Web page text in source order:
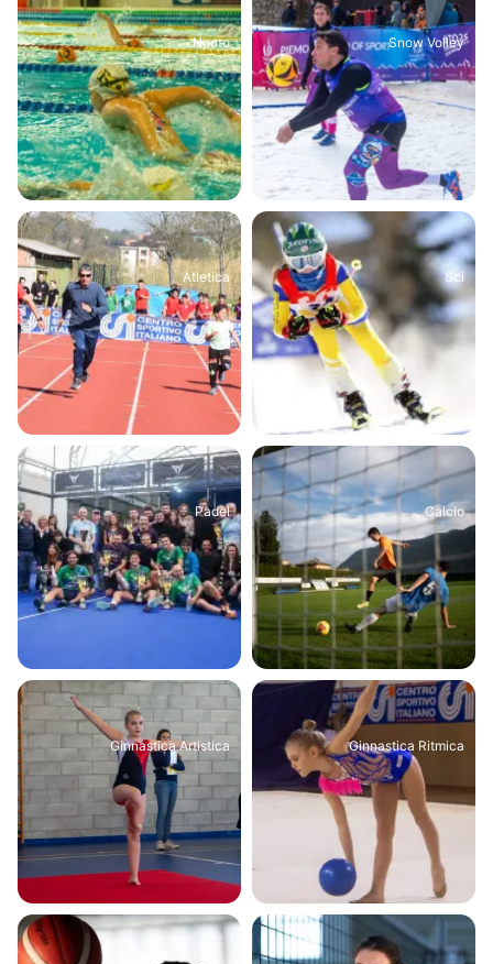
Nuoto Snow Volley
Atletica Sci
Padel Calcio
Ginnastica Artistica Ginnastica Ritmica